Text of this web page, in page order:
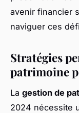
avenir financier
naviguer ces
Stratégies
patrimoine
La gestion de
2024 nécessite